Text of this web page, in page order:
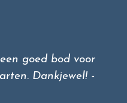
goed bod voor
Dankjewel! -